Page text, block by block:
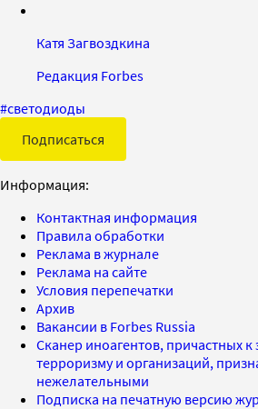
Катя Загвоздкина
Редакция Forbes
#светодиоды
Подписаться
Информация:
Контактная информация
Правила обработки
Реклама в журнале
Реклама на сайте
Условия перепечатки
Архив
Вакансии в Forbes Russia
Сканер иноагентов, причастных к
терроризму и организаций,
нежелательными
Подписка на печатную версию